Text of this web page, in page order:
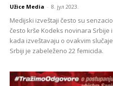
Užice Media - 8. јул 2023.
Medijski izveštaji često su
često krše Kodeks novinara
kada izveštavaju o ovakvim
Srbiji je zabeleženo 22 femicida.